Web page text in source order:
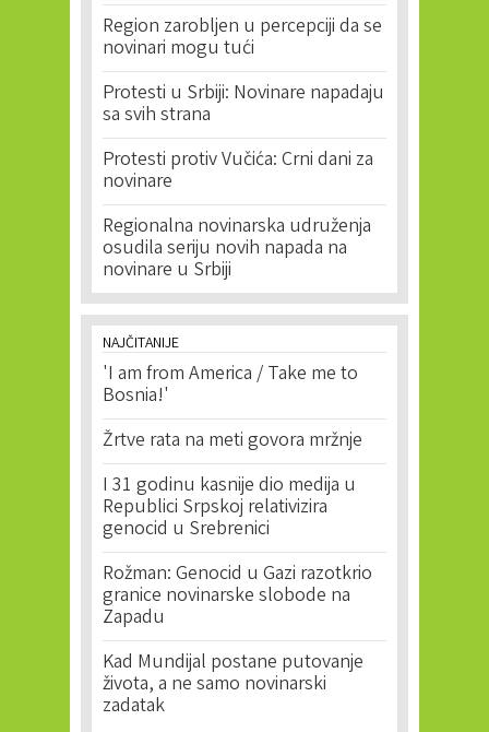
Region zarobljen u percepciji da se
novinari mogu tući
Protesti u Srbiji: Novinare napadaju
sa svih strana
Protesti protiv Vučića: Crni dani za
novinare
Regionalna novinarska udruženja
osudila seriju novih napada na
novinare u Srbiji
NAJČITANIJE
'I am from America / Take me to
Bosnia!'
Žrtve rata na meti govora mržnje
I 31 godinu kasnije dio medija u
Republici Srpskoj relativizira
genocid u Srebrenici
Rožman: Genocid u Gazi razotkrio
granice novinarske slobode na
Zapadu
Kad Mundijal postane putovanje
života, a ne samo novinarski
zadatak